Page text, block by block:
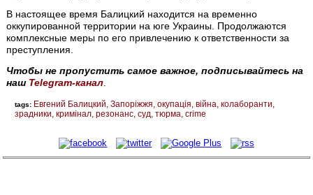
В настоящее время Балицкий находится на временно
оккупированной территории на юге Украины. Продолжаются
комплексные меры по его привлечению к ответственности за
преступления.
Чтобы не пропустить самое важное, подписывайтесь на
наш Telegram-канал.
tags: Евгений Балицкий Запоріжжя окупація війна колаборанти
зрадники кримінал резонанс суд тюрма crime